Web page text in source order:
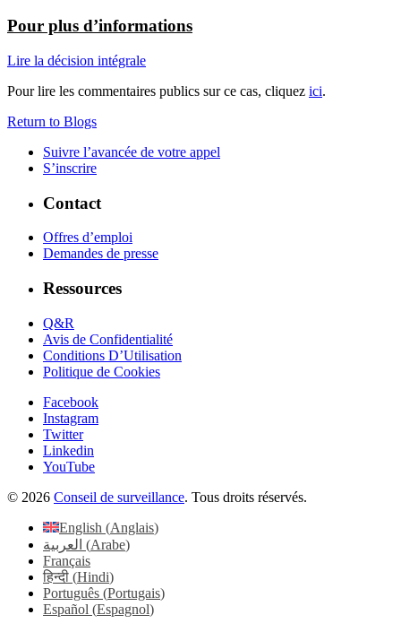
Pour plus d’informations
Lire la décision intégrale
Pour lire les commentaires publics sur ce cas, cliquez ici.
Return to Blogs
Suivre l’avancée de votre appel
S’inscrire
Contact
Offres d’emploi
Demandes de presse
Ressources
Q&R
Avis de Confidentialité
Conditions D’Utilisation
Politique de Cookies
Facebook
Instagram
Twitter
Linkedin
YouTube
© 2026 Conseil de surveillance. Tous droits réservés.
English (Anglais)
العربية (Arabe)
Français
हिन्दी (Hindi)
Português (Portugais)
Español (Espagnol)